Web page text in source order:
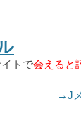
トで会えると
→J